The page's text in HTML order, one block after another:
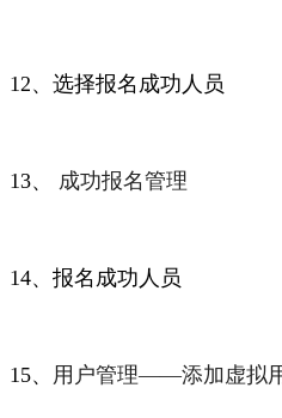
12、选择报名成功人员
13、 成功
14、报名成功人员
15、 用户管理——添加虚拟